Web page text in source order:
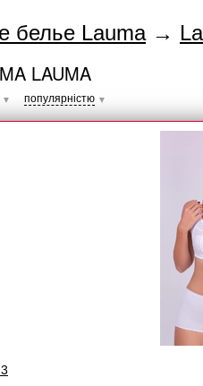
белье Lauma→
LAUMA
▼ популярністю ▼